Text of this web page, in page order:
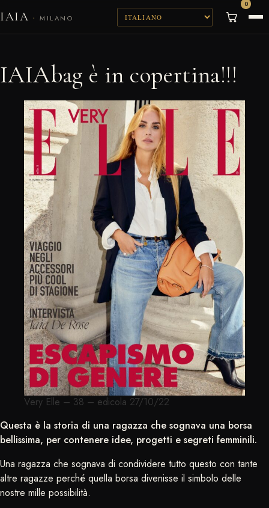
IAIA · MILANO
0
IAIAbag è in copertina!!!
Very Elle – 38 – edicola 27/10/22
Questa è la storia di una ragazza che sognava una borsa
bellissima, per contenere idee, progetti e segreti femminili.
Una ragazza che sognava di condividere tutto questo con tante
altre ragazze perché quella borsa divenisse il simbolo delle
nostre mille possibilità.